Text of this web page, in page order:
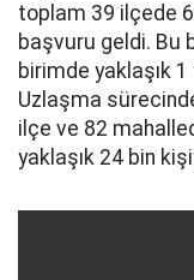
toplam 39 ilçede
başvuru geldi. Bu
birimde yaklaşık
Uzlaşma
ilçe ve 82
yaklaşık 24 bin